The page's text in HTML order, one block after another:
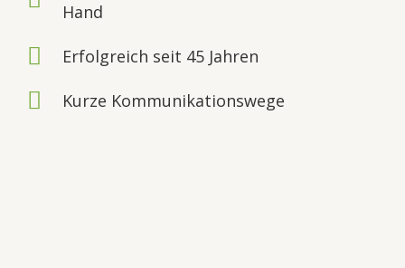
Hand
Erfolgreich seit 45 Jahren
Kurze Kommunikationswege